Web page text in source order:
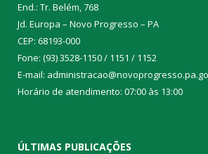
End.: Tr. Belém, 768
Jd. Europa – Novo Progresso – PA
CEP: 68193-000
Fone: (93) 3528-1150 / 1151 / 1152
E-mail:
Horário de atendimento: 07:00 às 13:00
ÚLTIMAS PUBLICAÇÕES